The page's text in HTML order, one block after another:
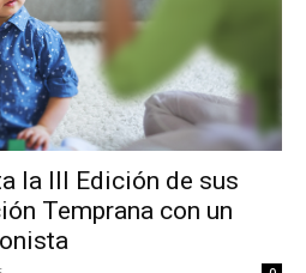
la III Edición de sus
Temprana con un